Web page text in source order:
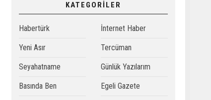
KATEGORİLER
Habertürk İnternet Haber
Yeni Asır Tercüman
Seyahatname Günlük Yazılarım
Basında Ben Egeli Gazete